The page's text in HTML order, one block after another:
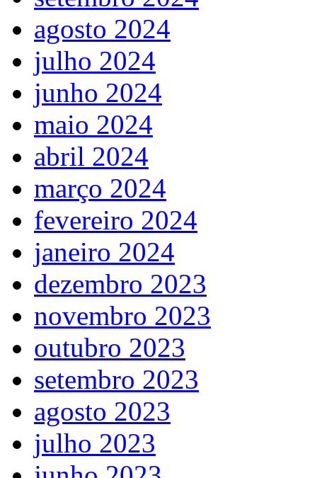
agosto 2024
julho 2024
junho 2024
maio 2024
abril 2024
março 2024
fevereiro 2024
janeiro 2024
dezembro 2023
novembro 2023
outubro 2023
setembro 2023
agosto 2023
julho 2023